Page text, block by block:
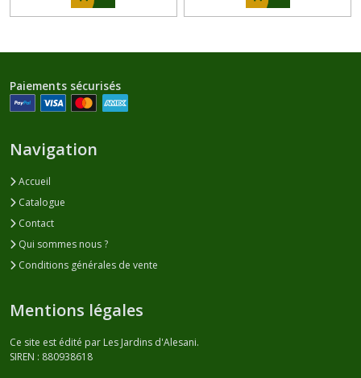
Paiements sécurisés
Navigation
Accueil
Catalogue
Contact
Qui sommes nous ?
Conditions générales de vente
Mentions légales
Ce site est édité par Les Jardins d'Alesani.
SIREN : 880938618